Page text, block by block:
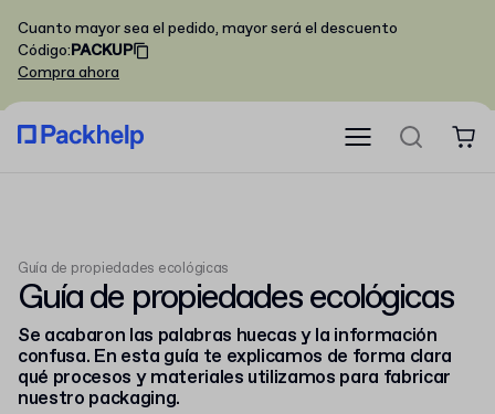
Cuanto mayor sea el pedido, mayor será el descuento
Código:PACKUP
Compra ahora
Guía de propiedades ecológicas
Guía de propiedades ecológicas
Se acabaron las palabras huecas y la información
confusa. En esta guía te explicamos de forma clara
qué procesos y materiales utilizamos para fabricar
nuestro packaging.